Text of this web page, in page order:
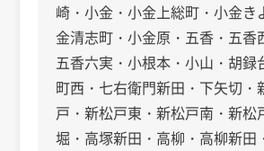
崎・小金・小金上総町・小金き
金清志町・小金原・五香・五香
五香六実・小根本・小山・胡録
町西・七右衛門新田・下矢切・
戸・新松戸東・新松戸南・新松
堀・高塚新田・高柳・高柳新田